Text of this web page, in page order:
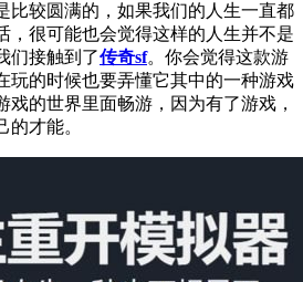
比较圆满的，如果我们的人生一直都
，很可能也会觉得这样的人生并不是
们接触到了传奇sf。你会觉得这款游
玩的时候也要弄懂它其中的一种游戏
戏的世界里面畅游，因为有了游戏，
的才能。